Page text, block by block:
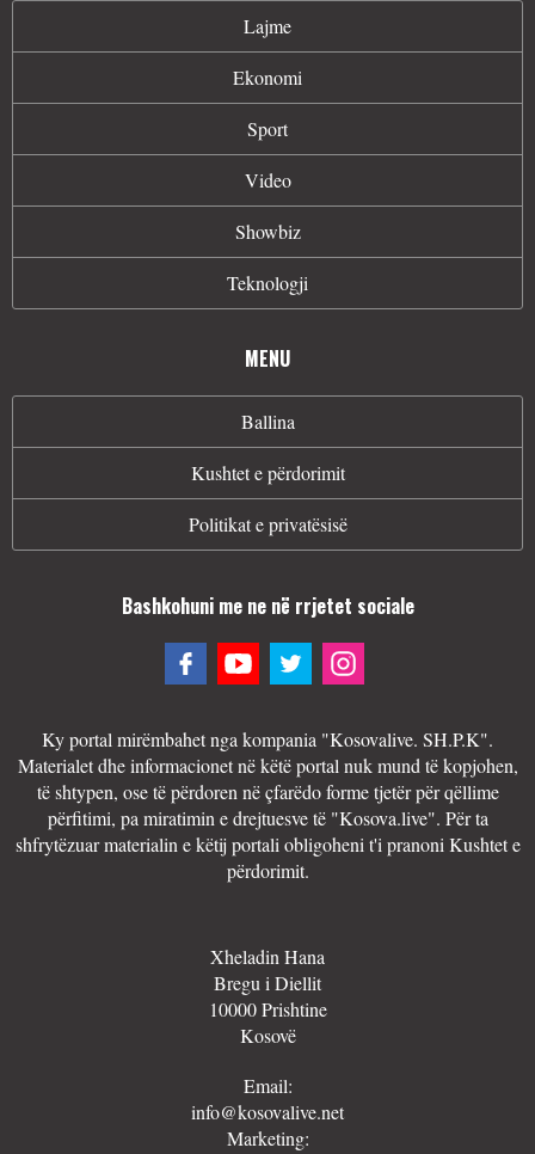
Lajme
Ekonomi
Sport
Video
Showbiz
Teknologji
MENU
Ballina
Kushtet e përdorimit
Politikat e privatësisë
Bashkohuni me ne në rrjetet sociale
Ky portal mirëmbahet nga kompania "Kosovalive. SH.P.K".
Materialet dhe informacionet në këtë portal nuk mund të kopjohen,
të shtypen, ose të përdoren në çfarëdo forme tjetër për qëllime
përfitimi, pa miratimin e drejtuesve të "Kosova.live". Për ta
shfrytëzuar materialin e këtij portali obligoheni t'i pranoni Kushtet e
përdorimit.
Xheladin Hana
Bregu i Diellit
10000 Prishtine
Kosovë
Email:
info@kosovalive.net
Marketing: